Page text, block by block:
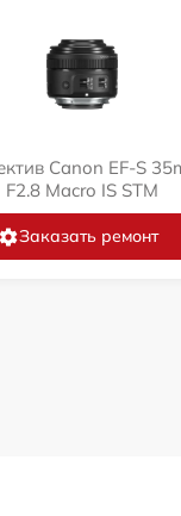
Canon EF-S
F2.8 Macro IS STM
Заказать ремонт